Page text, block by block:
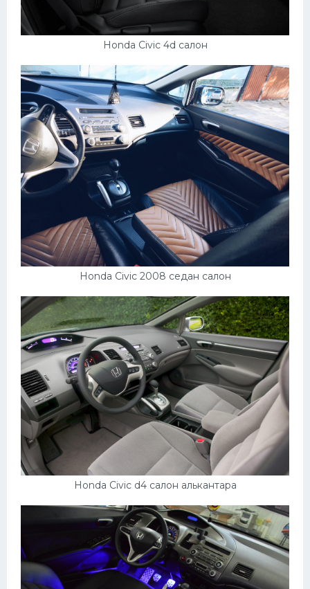
Honda Civic 4d салон
Honda Civic 2008 седан салон
Honda Civic d4 салон алькантара